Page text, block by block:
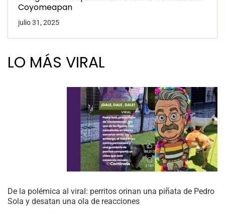
Coyomeapan
julio 31, 2025
LO MÁS VIRAL
De la polémica al viral: perritos orinan una piñata de Pedro
Sola y desatan una ola de reacciones